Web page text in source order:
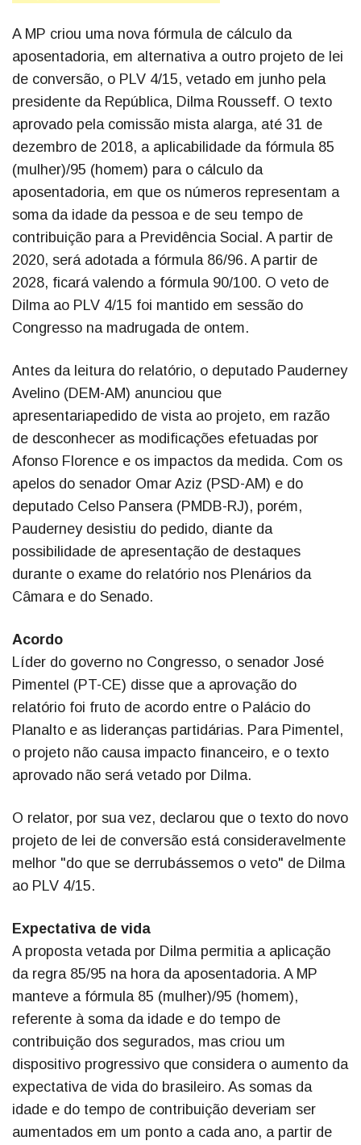
A MP criou uma nova fórmula de cálculo da
aposentadoria, em alternativa a outro projeto de lei
de conversão, o PLV 4/15, vetado em junho pela
presidente da República, Dilma Rousseff. O texto
aprovado pela comissão mista alarga, até 31 de
dezembro de 2018, a aplicabilidade da fórmula 85
(mulher)/95 (homem) para o cálculo da
aposentadoria, em que os números representam a
soma da idade da pessoa e de seu tempo de
contribuição para a Previdência Social. A partir de
2020, será adotada a fórmula 86/96. A partir de
2028, ficará valendo a fórmula 90/100. O veto de
Dilma ao PLV 4/15 foi mantido em sessão do
Congresso na madrugada de ontem.
Antes da leitura do relatório, o deputado Pauderney
Avelino (DEM-AM) anunciou que
apresentariapedido de vista ao projeto, em razão
de desconhecer as modificações efetuadas por
Afonso Florence e os impactos da medida. Com os
apelos do senador Omar Aziz (PSD-AM) e do
deputado Celso Pansera (PMDB-RJ), porém,
Pauderney desistiu do pedido, diante da
possibilidade de apresentação de destaques
durante o exame do relatório nos Plenários da
Câmara e do Senado.
Acordo
Líder do governo no Congresso, o senador José
Pimentel (PT-CE) disse que a aprovação do
relatório foi fruto de acordo entre o Palácio do
Planalto e as lideranças partidárias. Para Pimentel,
o projeto não causa impacto financeiro, e o texto
aprovado não será vetado por Dilma.
O relator, por sua vez, declarou que o texto do novo
projeto de lei de conversão está consideravelmente
melhor "do que se derrubássemos o veto" de Dilma
ao PLV 4/15.
Expectativa de vida
A proposta vetada por Dilma permitia a aplicação
da regra 85/95 na hora da aposentadoria. A MP
manteve a fórmula 85 (mulher)/95 (homem),
referente à soma da idade e do tempo de
contribuição dos segurados, mas criou um
dispositivo progressivo que considera o aumento da
expectativa de vida do brasileiro. As somas da
idade e do tempo de contribuição deveriam ser
aumentados em um ponto a cada ano, a partir de